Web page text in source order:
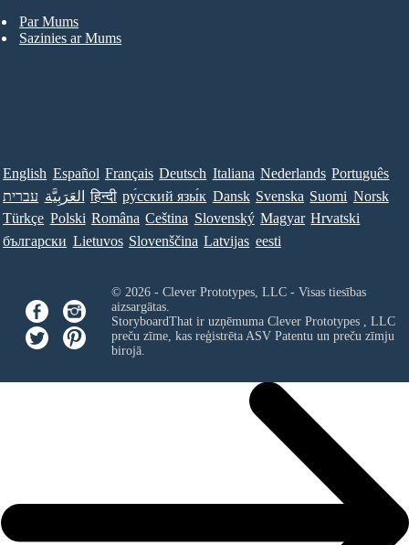
Par Mums
Sazinies ar Mums
English Español Français Deutsch Italiana Nederlands Português
עברית العَرَبِيَّة हिन्दी ру́сский язы́к Dansk Svenska Suomi Norsk
Türkçe Polski Româna Ceština Slovenský Magyar Hrvatski
български Lietuvos Slovenščina Latvijas eesti
© 2026 - Clever Prototypes, LLC - Visas tiesības
aizsargātas.
StoryboardThat ir uzņēmuma Clever Prototypes , LLC
preču zīme, kas reģistrēta ASV Patentu un preču zīmju
birojā.